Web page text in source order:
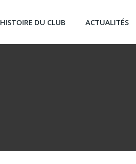
HISTOIRE DU CLUB ACTUALITÉS